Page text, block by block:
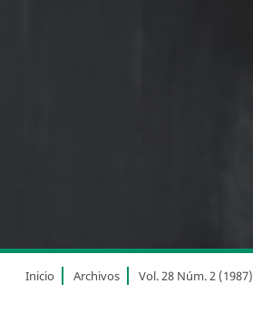
Inicio Archivos Vol. 28 Núm. 2 (1987)